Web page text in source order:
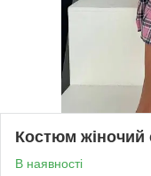
Костюм жіночий
В наявності